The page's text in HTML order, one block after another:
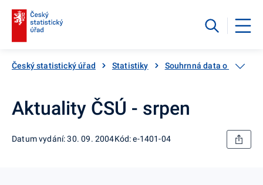
Český statistický úřad Statistiky Souhrnná data o Česku
Aktuality ČSÚ - srpen
Datum vydání: 30. 09. 2004Kód: e-1401-04